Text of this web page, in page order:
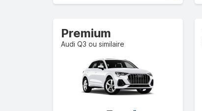
Premium
Audi Q3 ou similaire